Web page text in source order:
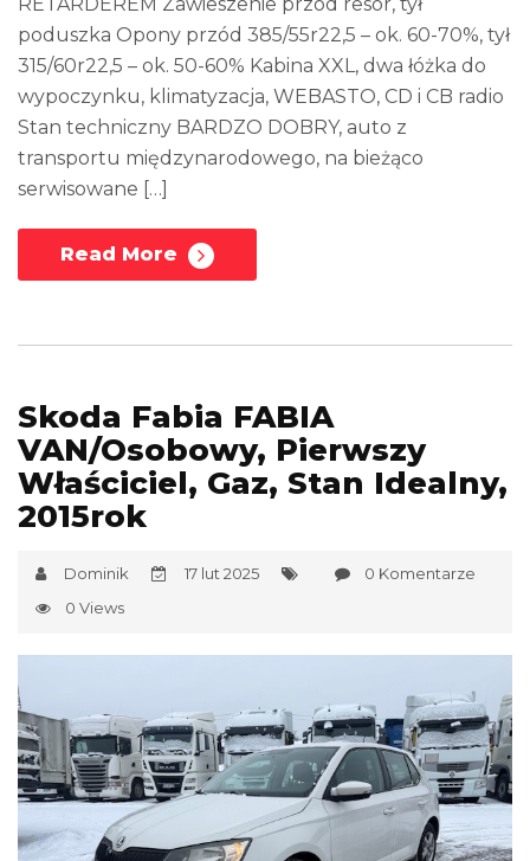
poduszka Opony przód 385/55r22,5 – ok. 60-70%, tył
315/60r22,5 – ok. 50-60% Kabina XXL, dwa łóżka do
wypoczynku, klimatyzacja, WEBASTO, CD i CB radio
Stan techniczny BARDZO DOBRY, auto z
transportu międzynarodowego, na bieżąco
serwisowane […]
Read More
Skoda Fabia FABIA
VAN/Osobowy, Pierwszy
Właściciel, Gaz, Stan Idealny,
2015rok
Dominik 17 lut 2025
0 Komentarze
0 Views